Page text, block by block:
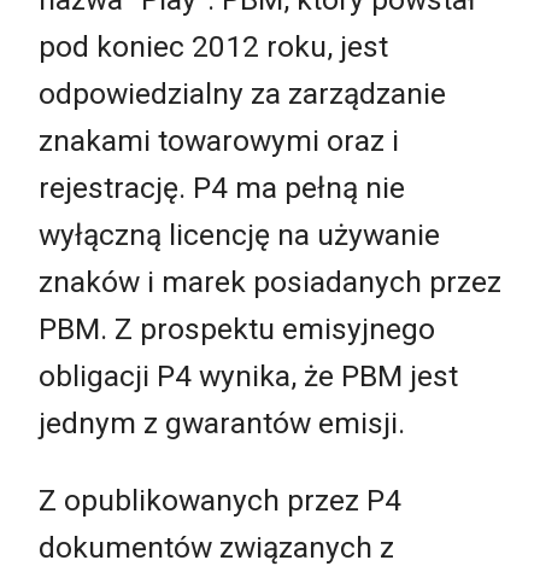
pod koniec 2012 roku, jest
odpowiedzialny za zarządzanie
znakami towarowymi oraz i
rejestrację. P4 ma pełną nie
wyłączną licencję na używanie
znaków i marek posiadanych przez
PBM. Z prospektu emisyjnego
obligacji P4 wynika, że PBM jest
jednym z gwarantów emisji.
Z opublikowanych przez P4
dokumentów związanych z